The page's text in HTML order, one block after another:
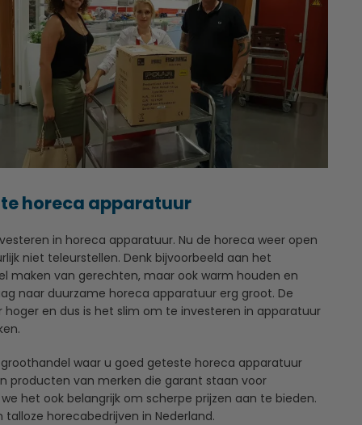
horeca apparatuur
in horeca apparatuur. Nu de horeca weer open
niet teleurstellen. Denk bijvoorbeeld aan het
maken van gerechten, maar ook warm houden en
naar duurzame horeca apparatuur erg groot. De
hoger en dus is het slim om te investeren in apparatuur
waar u goed geteste horeca apparatuur
producten van merken die garant staan voor
het ook belangrijk om scherpe prijzen aan te bieden.
horecabedrijven in Nederland.